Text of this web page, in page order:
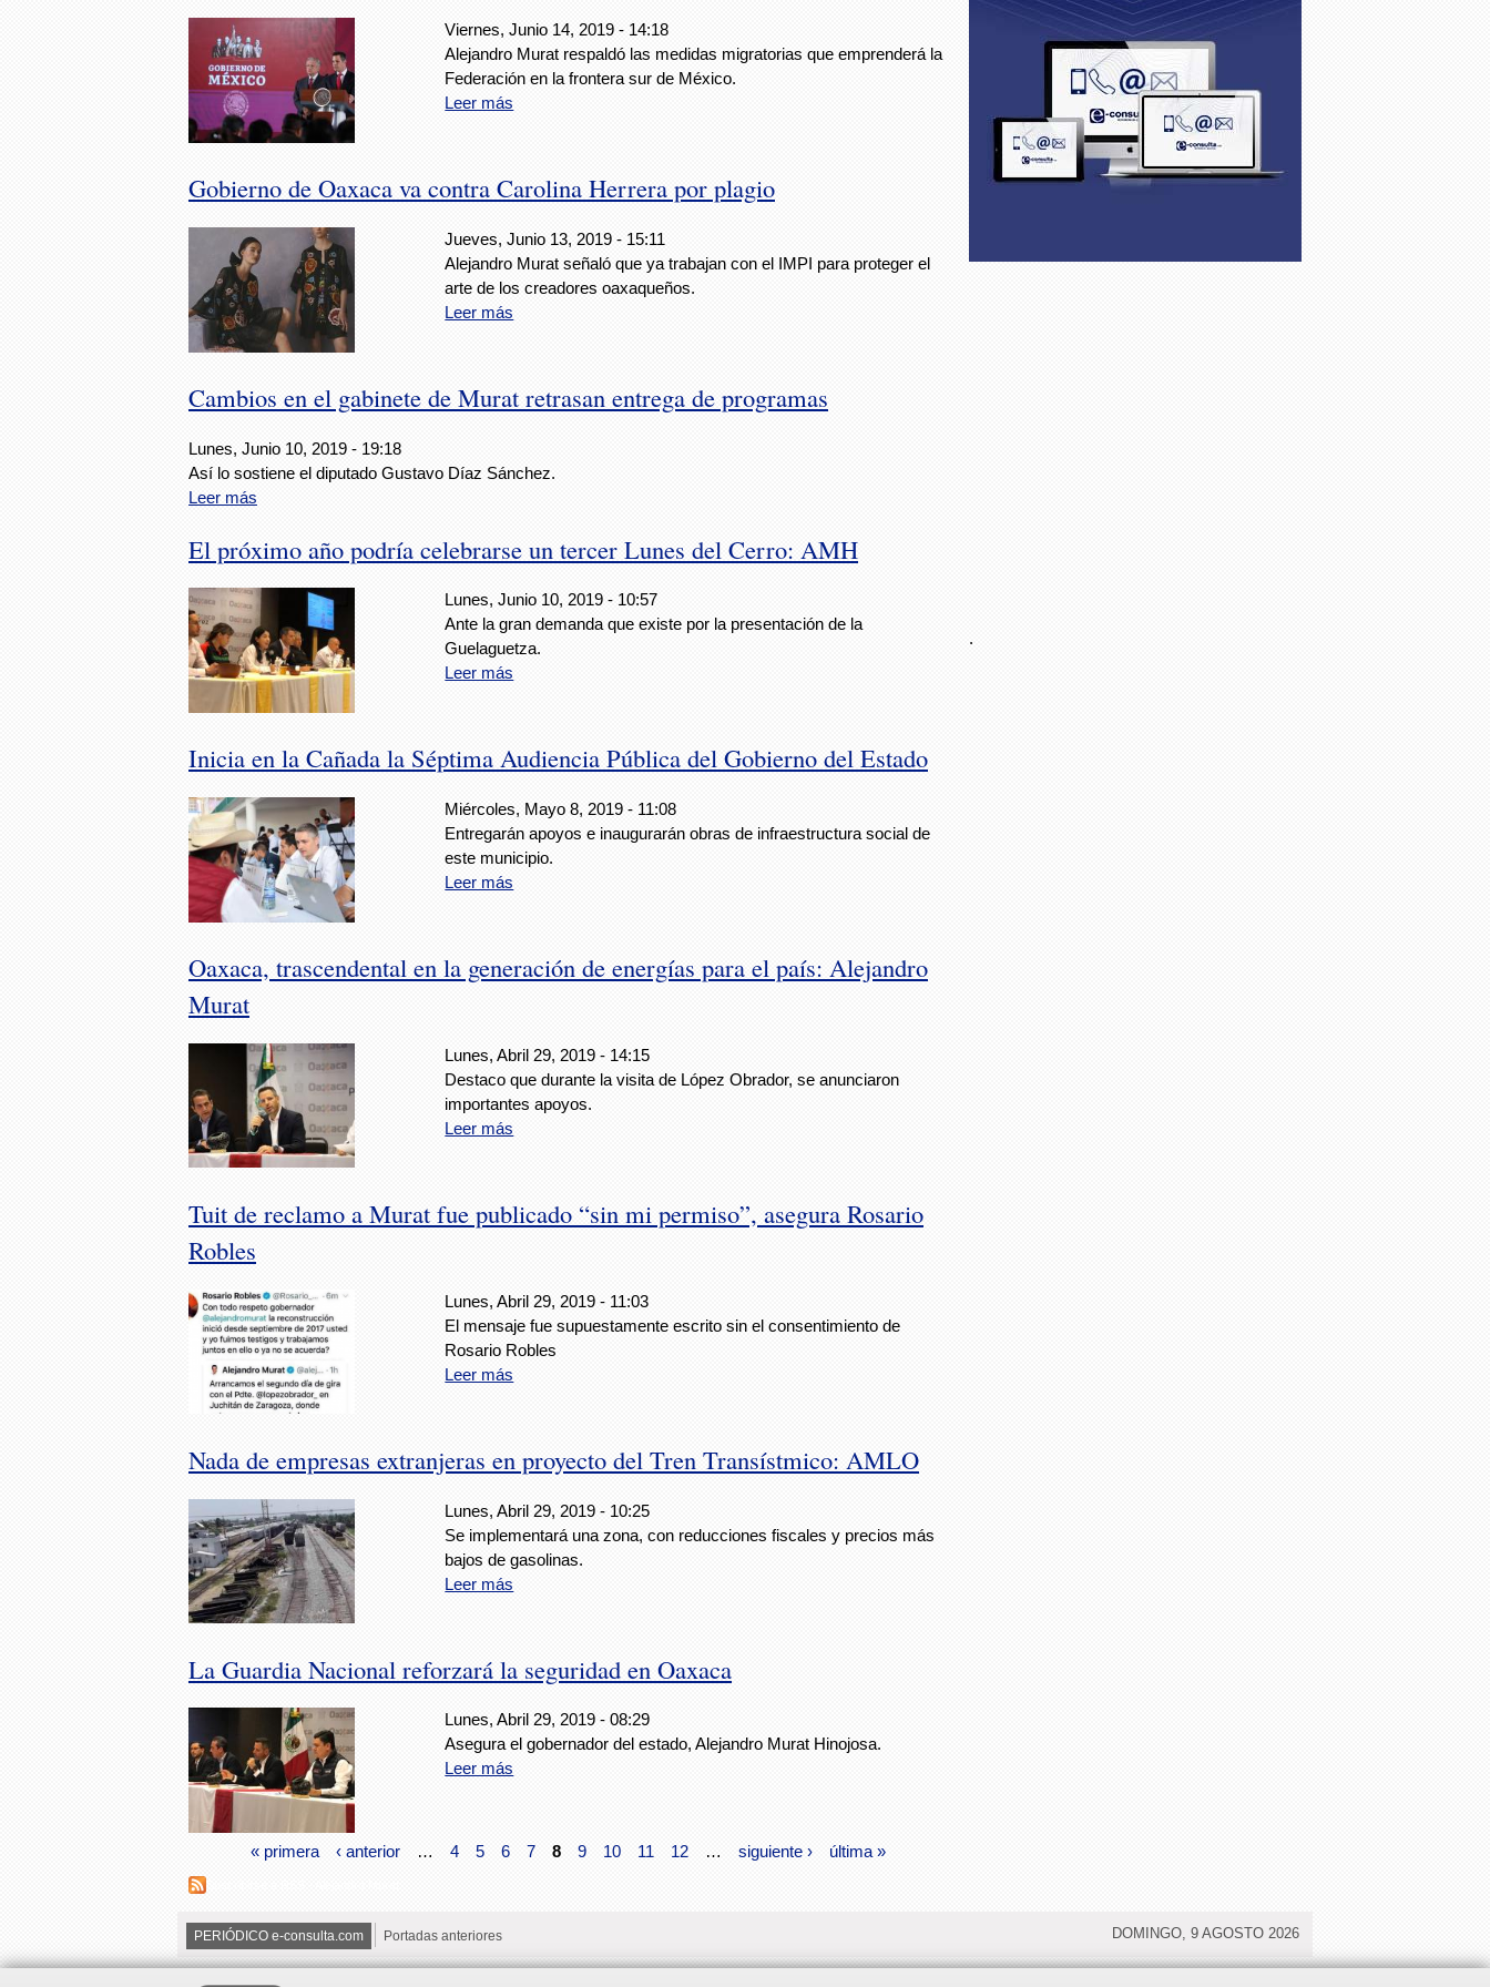
Viernes, Junio 14, 2019 - 14:18
Alejandro Murat respaldó las medidas migratorias que emprenderá la
Federación en la frontera sur de México.
Leer más
Gobierno de Oaxaca va contra Carolina Herrera por plagio
Jueves, Junio 13, 2019 - 15:11
Alejandro Murat señaló que ya trabajan con el IMPI para proteger el
arte de los creadores oaxaqueños.
Leer más
Cambios en el gabinete de Murat retrasan entrega de programas
Lunes, Junio 10, 2019 - 19:18
Así lo sostiene el diputado Gustavo Díaz Sánchez.
Leer más
El próximo año podría celebrarse un tercer Lunes del Cerro: AMH
Lunes, Junio 10, 2019 - 10:57
Ante la gran demanda que existe por la presentación de la
Guelaguetza.
Leer más
Inicia en la Cañada la Séptima Audiencia Pública del Gobierno del Estado
Miércoles, Mayo 8, 2019 - 11:08
Entregarán apoyos e inaugurarán obras de infraestructura social de
este municipio.
Leer más
Oaxaca, trascendental en la generación de energías para el país: Alejandro
Murat
Lunes, Abril 29, 2019 - 14:15
Destaco que durante la visita de López Obrador, se anunciaron
importantes apoyos.
Leer más
Tuit de reclamo a Murat fue publicado “sin mi permiso”, asegura Rosario
Robles
Lunes, Abril 29, 2019 - 11:03
El mensaje fue supuestamente escrito sin el consentimiento de
Rosario Robles
Leer más
Nada de empresas extranjeras en proyecto del Tren Transístmico: AMLO
Lunes, Abril 29, 2019 - 10:25
Se implementará una zona, con reducciones fiscales y precios más
bajos de gasolinas.
Leer más
La Guardia Nacional reforzará la seguridad en Oaxaca
Lunes, Abril 29, 2019 - 08:29
Asegura el gobernador del estado, Alejandro Murat Hinojosa.
Leer más
« primera ‹ anterior … 4 5 6 7 8 9 10 11 12 … siguiente › última »
.
PERIÓDICO e-consulta.com Portadas anteriores DOMINGO, 9 AGOSTO 2026